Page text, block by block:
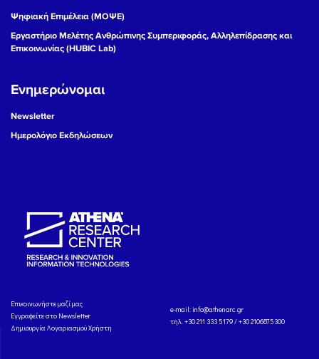
Ψηφιακή Επιμέλεια (ΜΟΨΕ)
Εργαστήριο Μελέτης Ανθρώπινης Συμπεριφοράς, Αλληλεπίδρασης και
Επικοινωνίας (HUBIC Lab)
Ενημερώνομαι
Newsletter
Ημερολόγιο Εκδηλώσεων
Eπικοινωνήστε μαζί μας
Εγγραφείτε στο Newsletter
Δημιουργία Λογαριασμού Χρήστη
e-mail: info@athenarc.gr
τηλ. +30 211 333 5179 / +30 2106875300